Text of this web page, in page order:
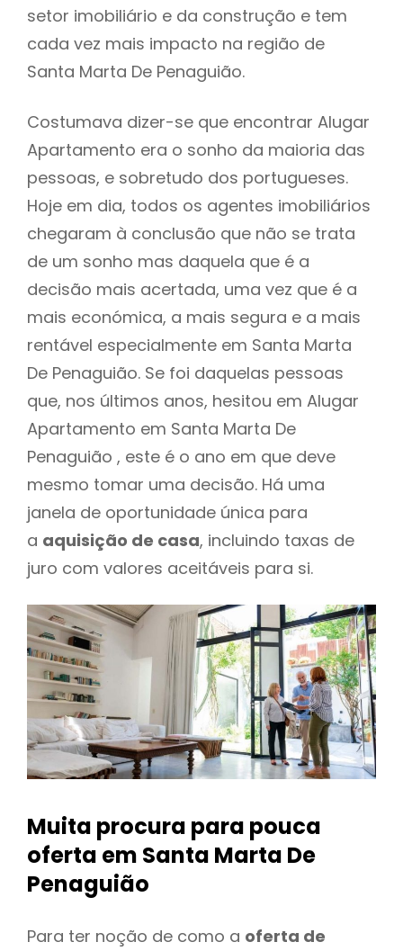
setor imobiliário e da construção e tem
cada vez mais impacto na região de
Santa Marta De Penaguião.
Costumava dizer-se que encontrar Alugar
Apartamento era o sonho da maioria das
pessoas, e sobretudo dos portugueses.
Hoje em dia, todos os agentes imobiliários
chegaram à conclusão que não se trata
de um sonho mas daquela que é a
decisão mais acertada, uma vez que é a
mais económica, a mais segura e a mais
rentável especialmente em Santa Marta
De Penaguião. Se foi daquelas pessoas
que, nos últimos anos, hesitou em Alugar
Apartamento em Santa Marta De
Penaguião , este é o ano em que deve
mesmo tomar uma decisão. Há uma
janela de oportunidade única para
a aquisição de casa, incluindo taxas de
juro com valores aceitáveis para si.
Muita procura para pouca
oferta em Santa Marta De
Penaguião
Para ter noção de como a oferta de